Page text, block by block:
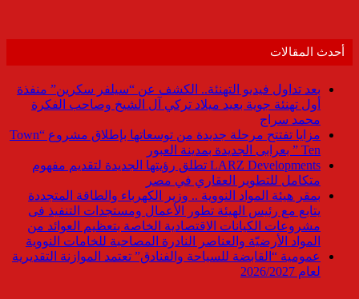
أحدث المقالات
بعد تداول فيديو التهنئة.. الكشف عن “سيلفر سكرين” منفذة
أول تهنئة جوية بعيد ميلاد تركي آل الشيخ وصاحب الفكرة
محمد سراج
مزايا تفتتح مرحلة جديدة من توسعاتها بإطلاق مشروع “Town
Ten ” بعرابى الجديدة بمدينة العبور
LARZ Developments تطلق رؤيتها الجديدة لتقديم مفهوم
متكامل للتطوير العقاري في مصر
بمقر هيئة المواد النووية .. وزير الكهرباء والطاقة المتجددة
يتابع مع رئيس الهيئة تطور الأعمال ومستجدات التنفيذ فى
مشروعات الكيانات الاقتصادية الخاصة بتعظيم العوائد من
المواد الأرضيّة والعناصر النادرة المصاحبة للخامات النووية
عمومية “القابضة للسياحة والفنادق” تعتمد الموازنة التقديرية
لعام 2026/2027